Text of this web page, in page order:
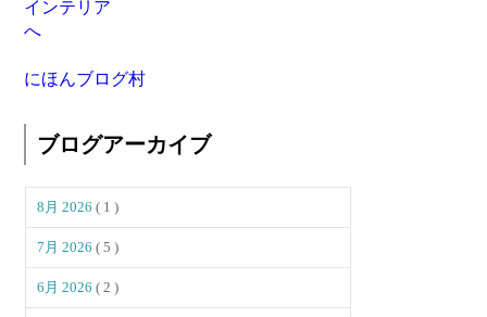
にほんブログ村
ブログアーカイブ
8月 2026( 1 )
7月 2026( 5 )
6月 2026( 2 )